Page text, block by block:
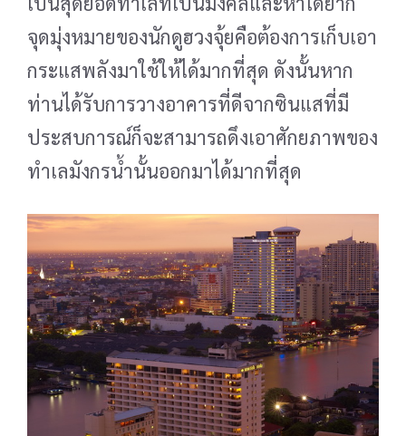
จุดมุ่งหมายของนักดูฮวงจุ้ยคือต้องการเก็บเอา
กระแสพลังมาใช้ให้ได้มากที่สุด ดังนั้นหาก
ท่านได้รับการวางอาคารที่ดีจากซินแสที่มี
ประสบการณ์ก็จะสามารถดึงเอาศักยภาพของ
ทำเลมังกรน้ำนั้นออกมาได้มากที่สุด